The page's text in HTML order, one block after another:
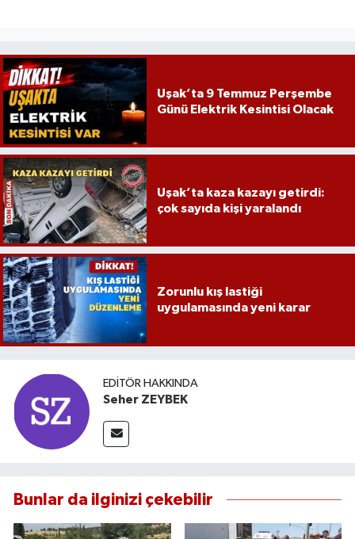
Uşak’ta 9 Temmuz Perşembe
Günü Elektrik Kesintisi Olacak
Uşak’ta kaza kazayı getirdi:
çok sayıda kişi yaralandı
Zorunlu kış lastiği
uygulamasında yeni karar
EDITÖR HAKKINDA
Seher ZEYBEK
Bunlar da ilginizi çekebilir